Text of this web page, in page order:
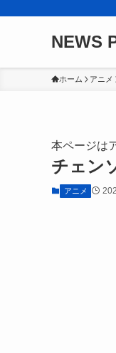
NEWS
ホーム アニメ
本ページは
チェン
アニメ